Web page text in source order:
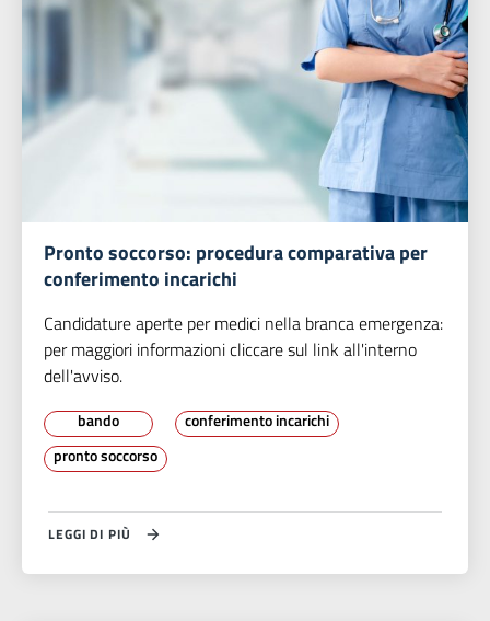
Pronto soccorso: procedura comparativa per
conferimento incarichi
Candidature aperte per medici nella branca emergenza:
per maggiori informazioni cliccare sul link all'interno
dell'avviso.
bando
conferimento incarichi
pronto soccorso
LEGGI DI PIÙ